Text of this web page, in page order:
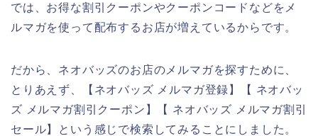
では、お得な割引クーポンやクーポンコードなどをメ
ルマガを使って配布するお店が増えているからです。
だから、ネオバッズのお店のメルマガを探すために、
とりあえず、【ネオバッズ メルマガ登録】【 ネオバッ
ズ メルマガ割引クーポン】【 ネオバッズ メルマガ割引
セール】という感じで検索してみることにしました。